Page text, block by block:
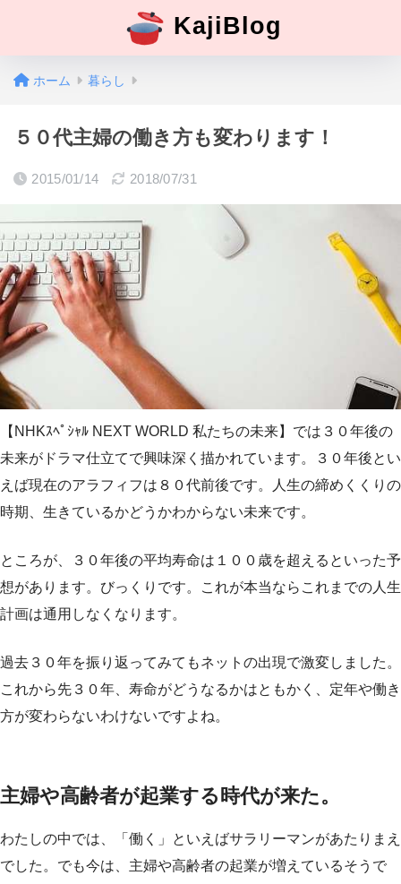
KajiBlog
ホーム 暮らし
５０代主婦の働き方も変わります！
2015/01/14 2018/07/31
【NHKｽﾍﾟｼｬﾙ NEXT WORLD 私たちの未来】では３０年後の
未来がドラマ仕立てで興味深く描かれています。３０年後とい
えば現在のアラフィフは８０代前後です。人生の締めくくりの
時期、生きているかどうかわからない未来です。
ところが、３０年後の平均寿命は１００歳を超えるといった予
想があります。びっくりです。これが本当ならこれまでの人生
計画は通用しなくなります。
過去３０年を振り返ってみてもネットの出現で激変しました。
これから先３０年、寿命がどうなるかはともかく、定年や働き
方が変わらないわけないですよね。
主婦や高齢者が起業する時代が来た。
わたしの中では、「働く」といえばサラリーマンがあたりまえ
でした。でも今は、主婦や高齢者の起業が増えているそうで